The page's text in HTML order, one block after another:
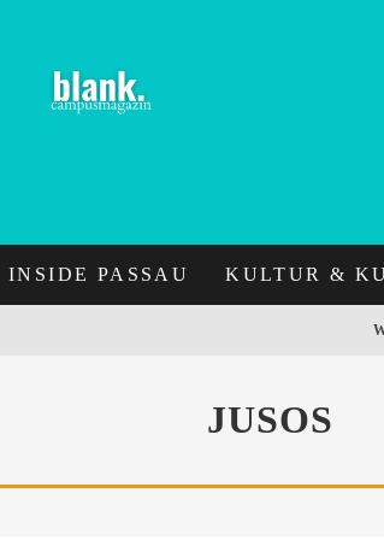
INSIDE PASSAU KULTUR &
JUSOS